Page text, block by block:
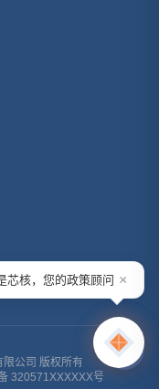
公司 版权所有
320571XXXXXX号
芯核，您的政策顾问 ×